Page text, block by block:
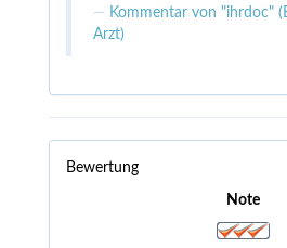
Kommentar von "ihrdoc"
Arzt)
Bewertung
Note